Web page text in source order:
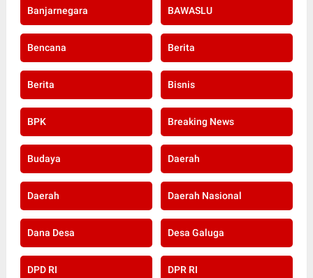
Banjarnegara BAWASLU
Bencana Berita
Berita Bisnis
BPK Breaking News
Budaya Daerah
Daerah Daerah Nasional
Dana Desa Desa Galuga
DPD RI DPR RI